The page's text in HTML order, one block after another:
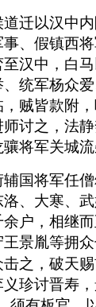
迁以汉中
、假镇西
汉中，白
统军杨众
贼皆款附
讨之，法
将军关城
国将军任
、大寒、
户，相继
景胤等拥
之，破天
珍讨晋寿